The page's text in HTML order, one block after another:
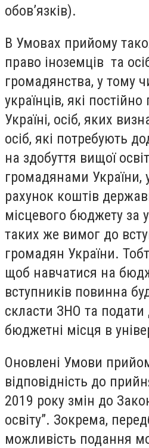
обов’язків).
В Умовах прийому
право іноземців та
громадянства, у тому
українців, які
Україні, осіб, яких
осіб, які потребують
на здобуття вищої
громадянами України,
рахунок коштів
місцевого бюджету за
таких же вимог до
громадян України.
щоб навчатися на
вступників повинна
скласти ЗНО та подати
бюджетні місця в
Оновлені Умови
відповідність до
2019 року змін до
освіту”. Зокрема,
можливість подання